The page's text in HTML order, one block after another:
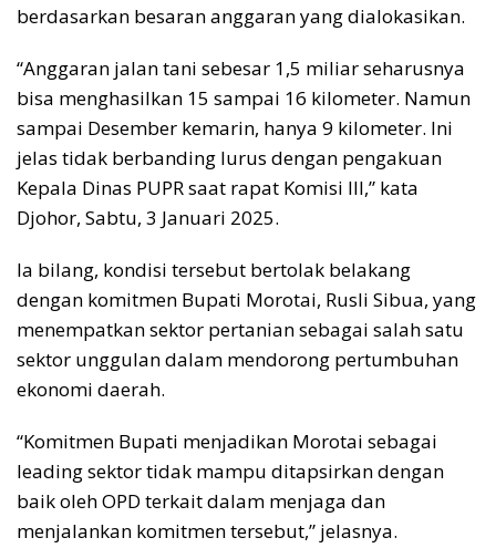
berdasarkan besaran anggaran yang dialokasikan.
“Anggaran jalan tani sebesar 1,5 miliar seharusnya
bisa menghasilkan 15 sampai 16 kilometer. Namun
sampai Desember kemarin, hanya 9 kilometer. Ini
jelas tidak berbanding lurus dengan pengakuan
Kepala Dinas PUPR saat rapat Komisi III,” kata
Djohor, Sabtu, 3 Januari 2025.
Ia bilang, kondisi tersebut bertolak belakang
dengan komitmen Bupati Morotai, Rusli Sibua, yang
menempatkan sektor pertanian sebagai salah satu
sektor unggulan dalam mendorong pertumbuhan
ekonomi daerah.
“Komitmen Bupati menjadikan Morotai sebagai
leading sektor tidak mampu ditapsirkan dengan
baik oleh OPD terkait dalam menjaga dan
menjalankan komitmen tersebut,” jelasnya.